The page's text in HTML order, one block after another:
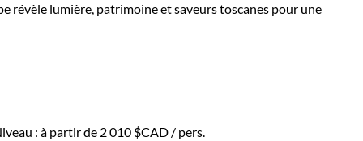
révèle lumière, patrimoine et saveurs toscanes pour une
: à partir de 2 010 $CAD / pers.